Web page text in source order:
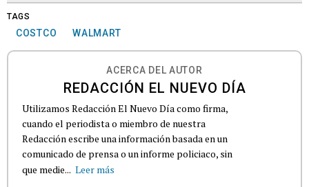
TAGS
COSTCO WALMART
ACERCA DEL AUTOR
REDACCIÓN EL NUEVO DÍA
Utilizamos Redacción El Nuevo Día como firma,
cuando el periodista o miembro de nuestra
Redacción escribe una información basada en un
comunicado de prensa o un informe policiaco, sin
que medie... Leer más